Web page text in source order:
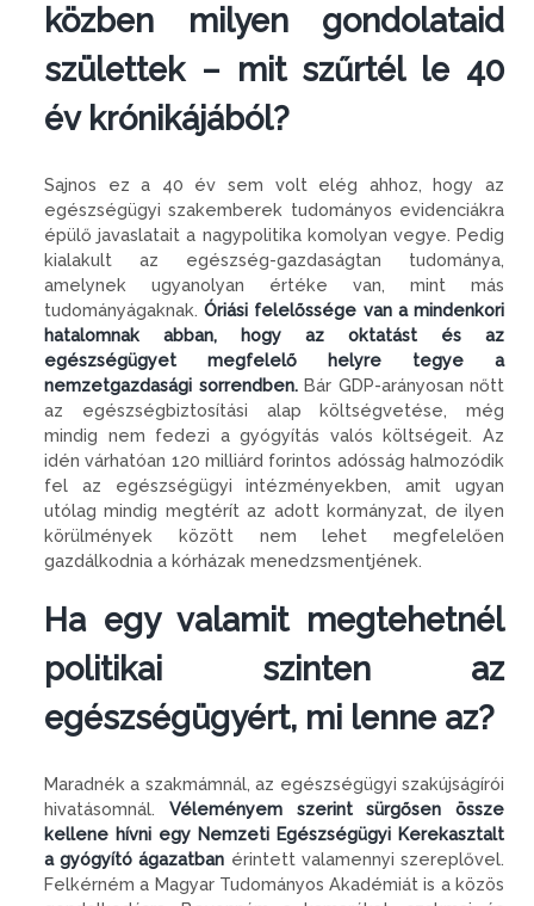
közben milyen gondolataid
születtek – mit szűrtél le 40
év krónikájából?
Sajnos ez a 40 év sem volt elég ahhoz, hogy az
egészségügyi szakemberek tudományos evidenciákra
épülő javaslatait a nagypolitika komolyan vegye. Pedig
kialakult az egészség-gazdaságtan tudománya,
amelynek ugyanolyan értéke van, mint más
tudományágaknak.Óriási felelőssége van a mindenkori
hatalomnak abban, hogy az oktatást és az
egészségügyet megfelelő helyre tegye a
nemzetgazdasági sorrendben.Bár GDP-arányosan nőtt
az egészségbiztosítási alap költségvetése, még
mindig nem fedezi a gyógyítás valós költségeit. Az
idén várhatóan 120 milliárd forintos adósság halmozódik
fel az egészségügyi intézményekben, amit ugyan
utólag mindig megtérít az adott kormányzat, de ilyen
körülmények között nem lehet megfelelően
gazdálkodnia a kórházak menedzsmentjének.
Ha egy valamit megtehetnél
politikai szinten az
egészségügyért, mi lenne az?
Maradnék a szakmámnál, az egészségügyi szakújságírói
hivatásomnál. Véleményem szerint sürgősen össze
kellene hívni egy Nemzeti Egészségügyi Kerekasztalt
a gyógyító ágazatban érintett valamennyi szereplővel.
Felkérném a Magyar Tudományos Akadémiát is a közös